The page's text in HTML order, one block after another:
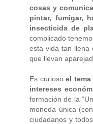
cosas y
pintar, fumigar,
insecticida de
complicado
esta vida tan llena
que llevan
Es curiosoel
intereses
formación de la
moneda única
ciudadanos y